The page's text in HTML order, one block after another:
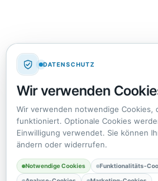
DATENSCHUTZ
Wir verwenden
Wir verwenden notwendige Cookies,
funktioniert. Optionale Cookies
Einwilligung verwendet. Sie können
ändern oder widerrufen.
Notwendige Cookies Funktionalitäts-